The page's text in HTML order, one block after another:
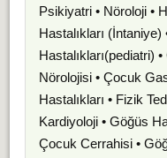
Psikiyatri • Nöroloji •
Hastalıkları (İntaniye)
Hastalıkları(pediatri)
Nörolojisi • Çocuk
Hastalıkları • Fizik
Kardiyoloji • Göğüs
Çocuk Cerrahisi •